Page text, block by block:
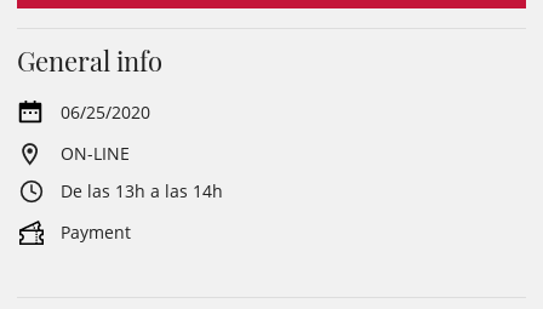
General info
06/25/2020
ON-LINE
De las 13h a las 14h
Payment